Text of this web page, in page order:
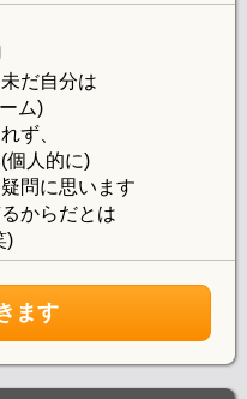
だ自分は
ム)
ず、
個人的に)
問に思います
からだとは
)
ます